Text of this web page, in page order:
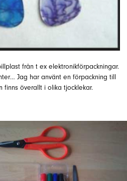
från t ex elektronikförpackningar.
Jag har använt en förpackning till
finns överallt i olika tjocklekar.